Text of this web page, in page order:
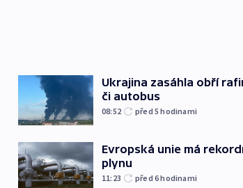
Ukrajina zasáhla obří
či autobus
08:52 před 5hodinami
Evropská unie má
plynu
11:23 před 6hodinami